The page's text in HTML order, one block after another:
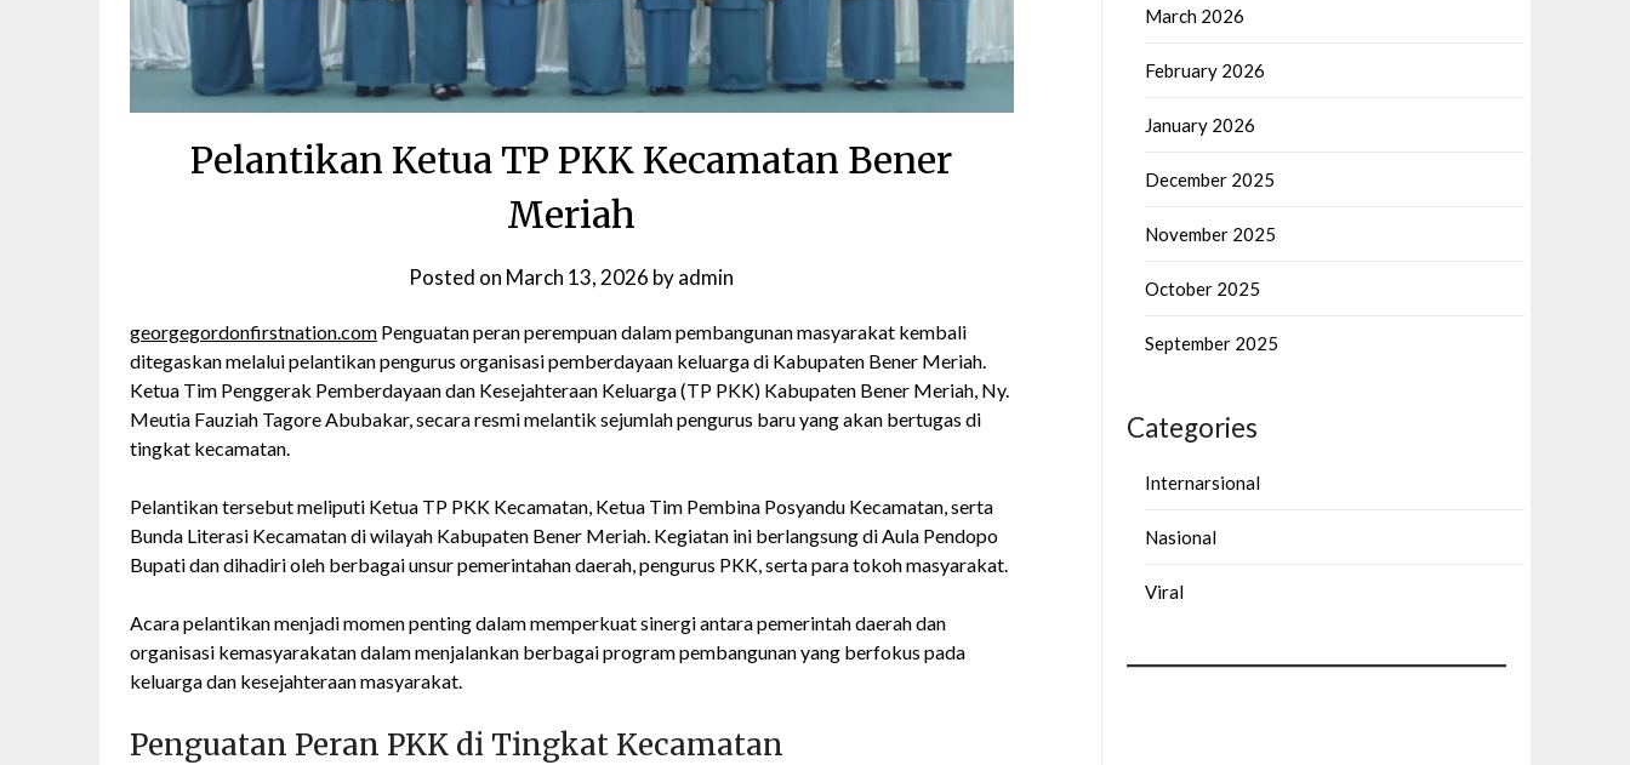
Pelantikan Ketua TP PKK Kecamatan Bener
Meriah
Posted on March 13, 2026 byadmin
georgegordonfirstnation.com Penguatan peran perempuan dalam pembangunan masyarakat kembali
ditegaskan melalui pelantikan pengurus organisasi pemberdayaan keluarga di Kabupaten Bener Meriah.
Ketua Tim Penggerak Pemberdayaan dan Kesejahteraan Keluarga (TP PKK) Kabupaten Bener Meriah, Ny.
Meutia Fauziah Tagore Abubakar, secara resmi melantik sejumlah pengurus baru yang akan bertugas di
tingkat kecamatan.
Pelantikan tersebut meliputi Ketua TP PKK Kecamatan, Ketua Tim Pembina Posyandu Kecamatan, serta
Bunda Literasi Kecamatan di wilayah Kabupaten Bener Meriah. Kegiatan ini berlangsung di Aula Pendopo
Bupati dan dihadiri oleh berbagai unsur pemerintahan daerah, pengurus PKK, serta para tokoh masyarakat.
Acara pelantikan menjadi momen penting dalam memperkuat sinergi antara pemerintah daerah dan
organisasi kemasyarakatan dalam menjalankan berbagai program pembangunan yang berfokus pada
keluarga dan kesejahteraan masyarakat.
Penguatan Peran PKK di Tingkat Kecamatan
March 2026
February 2026
January 2026
December 2025
November 2025
October 2025
September 2025
Categories
Internarsional
Nasional
Viral